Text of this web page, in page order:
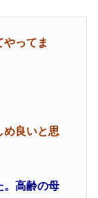
ってま
め良いと思
。高齢の母